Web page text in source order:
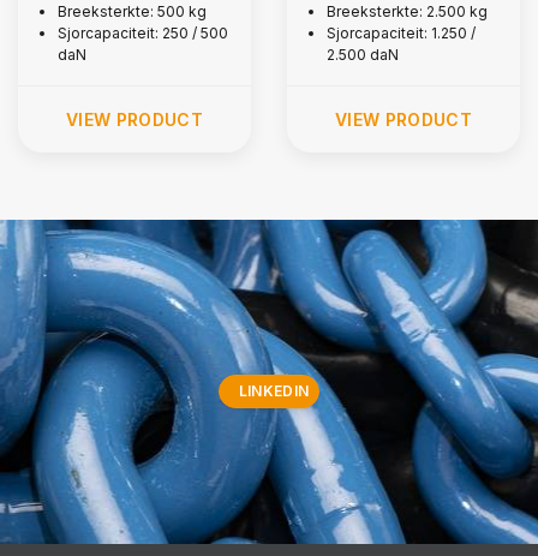
Breeksterkte: 500 kg
Sjorcapaciteit: 250 / 500
daN
VIEW PRODUCT
Breeksterkte: 2.500 kg
Sjorcapaciteit: 1.250 /
2.500 daN
VIEW PRODUCT
LINKEDIN